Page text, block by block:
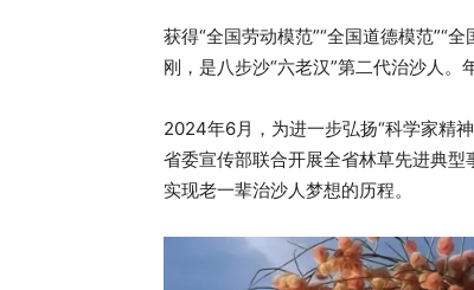
获得“全国劳动模范”“全国道德模范”“
刚，是八步沙“六老汉”第二代治沙人。
2024年6月，为进一步弘扬“科学家精
省委宣传部联合开展全省林草先进典
实现老一辈治沙人梦想的历程。